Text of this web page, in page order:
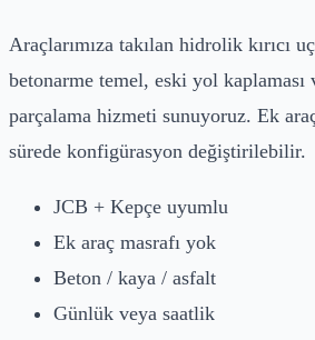
Araçlarımıza takılan hidrolik kırıcı
betonarme temel, eski yol kaplaması
parçalama hizmeti sunuyoruz. Ek
sürede konfigürasyon değiştirilebilir.
JCB + Kepçe uyumlu
Ek araç masrafı yok
Beton / kaya / asfalt
Günlük veya saatlik